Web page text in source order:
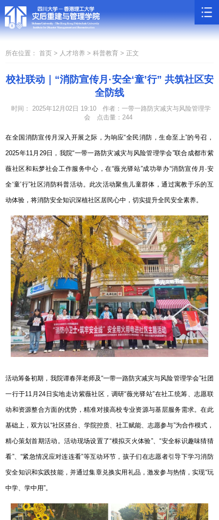
所在位置： 首页 > 人才培养 >科普教育 > 正文
校社联动｜“消防宣传月·安全‘童’行” 共筑社区安
全防线
时间： 2025年12月02日 19:10
作者：一带一路防灾减灾与风险管理学
会
点击量： 244
在全国消防宣传月深入开展之际，为响应“全民消防，生命至上”的号召，
2025年11月 29日，我院“一带一路防灾减灾与风险管理学会”联合成都市紫
薇社区和耘梦社会工作服务中心，在“薇光驿站”成功举办“消防宣传月·安
全‘童’行”社区消防科普活动。此次活动聚焦儿童群体，通过寓教于乐的互
动体验，将消防安全知识深植社区居民心中，切实提升全民安全素养。
活动筹备初期，我院谭春萍老师及“一带一路防灾减灾与风险管理学会”社团
一行于11 月 24 日实地走访紫薇社区，调研“薇光驿站”在社工统筹、志愿联
动和资源整合方面的优势，精准对接高校专业资源与基层服务需求。在此
基础上，双方以“社区搭台、学院控质、社工赋能、志愿参与”为合作模式，
精心策划首期活动。活动现场设置了“模拟灭火体验”、“安全标识趣味猜猜
看”、“紧急情况应对连连看”等互动环节，孩子们在志愿者引导下学习消防
安全知识和实践技能，并通过集章兑换实用礼品，激发参与热情，实现“玩
中学、学中用”。